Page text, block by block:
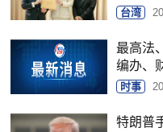
台湾
最高法
编办、
时事
特朗普